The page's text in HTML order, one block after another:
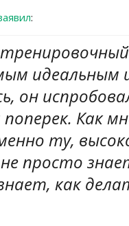
:
идеальным
он
поперек. Как
ту,
просто
как